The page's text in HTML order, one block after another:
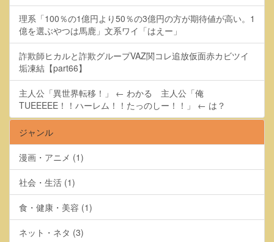
理系「100％の1億円より50％の3億円の方が期待値が高い。1
億を選ぶやつは馬鹿」文系ワイ「はえー」
詐欺師ヒカルと詐欺グループVAZ関コレ追放仮面赤カビツイ
垢凍結【part66】
主人公「異世界転移！」 ← わかる 主人公「俺
TUEEEEE！！ハーレム！！たっのしー！！」 ← は？
ジャンル
漫画・アニメ (1)
社会・生活 (1)
食・健康・美容 (1)
ネット・ネタ (3)